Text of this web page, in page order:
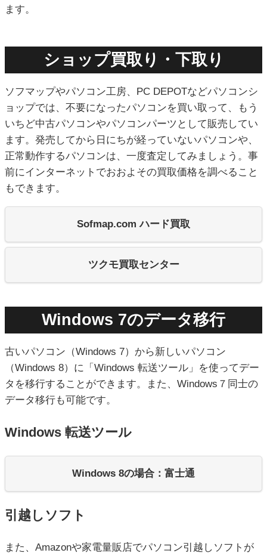
ます。
ショップ買取り・下取り
ソフマップやパソコン工房、PC DEPOTなどパソコンシ
ョップでは、不要になったパソコンを買い取って、もう
いちど中古パソコンやパソコンパーツとして販売してい
ます。発売してから日にちが経っていないパソコンや、
正常動作するパソコンは、一度査定してみましょう。事
前にインターネットでおおよその買取価格を調べること
もできます。
Sofmap.com ハード買取
ツクモ買取センター
Windows 7のデータ移行
古いパソコン（Windows 7）から新しいパソコン
（Windows 8）に「Windows 転送ツール」を使ってデー
タを移行することができます。また、Windows７同士の
データ移行も可能です。
Windows 転送ツール
Windows 8の場合：富士通
引越しソフト
また、Amazonや家電量販店でパソコン引越しソフトが